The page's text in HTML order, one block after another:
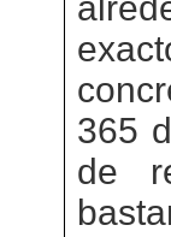
365
de